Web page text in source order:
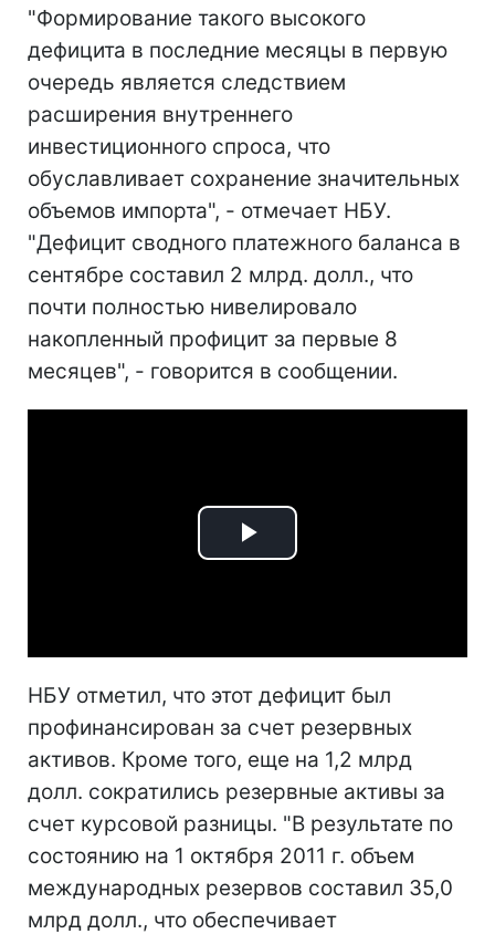
"Формирование такого высокого
дефицита в последние месяцы в первую
очередь является следствием
расширения внутреннего
инвестиционного спроса, что
обуславливает сохранение значительных
объемов импорта", - отмечает НБУ.
"Дефицит сводного платежного баланса в
сентябре составил 2 млрд. долл., что
почти полностью нивелировало
накопленный профицит за первые 8
месяцев", - говорится в сообщении.
Play
НБУ отметил, что этот дефицит был
профинансирован за счет резервных
активов. Кроме того, еще на 1,2 млрд
долл. сократились резервные активы за
счет курсовой разницы. "В результате по
состоянию на 1 октября 2011 г. объем
международных резервов составил 35,0
млрд долл., что обеспечивает